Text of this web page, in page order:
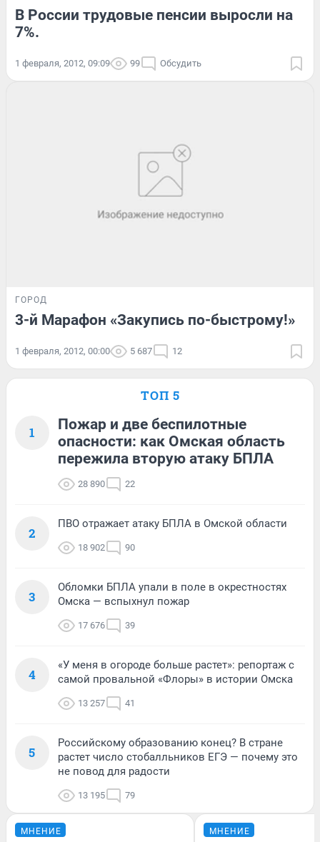
В России трудовые пенсии выросли на
7%.
1 февраля, 2012, 09:09 99 Обсудить
ГОРОД
3-й Марафон «Закупись по-быстрому!»
1 февраля, 2012, 00:00 5 687 12
ТОП 5
1
Пожар и две беспилотные
опасности: как Омская область
пережила вторую атаку БПЛА
28 890 22
2
ПВО отражает атаку БПЛА в Омской области
18 902 90
3
Обломки БПЛА упали в поле в окрестностях
Омска — вспыхнул пожар
17 676 39
4
«У меня в огороде больше растет»: репортаж с
самой провальной «Флоры» в истории Омска
13 257 41
5
Российскому образованию конец? В стране
растет число стобалльников ЕГЭ — почему это
не повод для радости
13 195 79
МНЕНИЕ МНЕНИЕ